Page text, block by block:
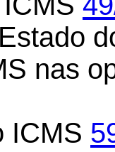
nas
ICMS